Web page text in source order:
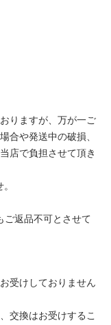
りますが、万が一ご
合や発送中の破損、
店で負担させて頂き
ご返品不可とさせて
受けしておりません
交換はお受けするこ